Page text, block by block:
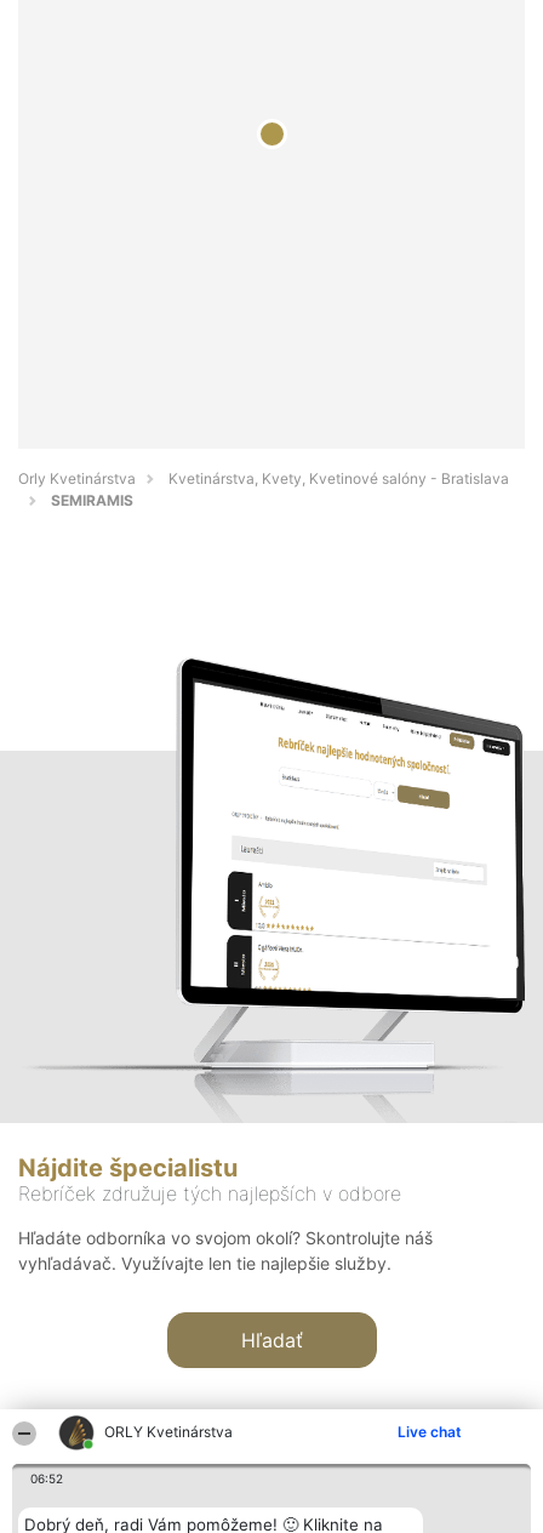
ORLY Kvetinárstva Live chat
06:52
Dobrý deň, radi Vám pomôžeme! 🙂 Kliknite na
Orly Kvetinárstva
Kvetinárstva, Kvety, Kvetinové salóny - Bratislava
SEMIRAMIS
Nájdite špecialistu
Rebríček združuje tých najlepších v odbore
Hľadáte odborníka vo svojom okolí? Skontrolujte náš
vyhľadávač. Využívajte len tie najlepšie služby.
Hľadať
Organizátor hodnotenia Hodnotenie Kontakt